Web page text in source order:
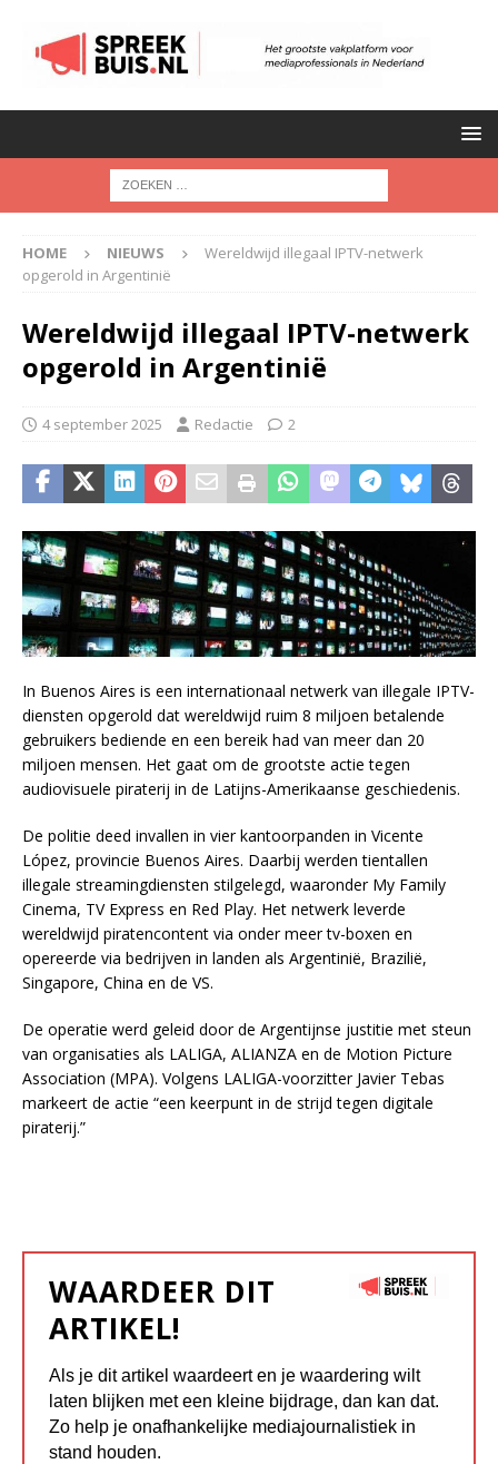
HOME NIEUWS
Wereldwijd illegaal IPTV-netwerk
opgerold in Argentinië
Wereldwijd illegaal IPTV-netwerk
opgerold in Argentinië
4 september 2025 Redactie 2
In Buenos Aires is een internationaal netwerk van illegale IPTV-
diensten opgerold dat wereldwijd ruim 8 miljoen betalende
gebruikers bediende en een bereik had van meer dan 20
miljoen mensen. Het gaat om de grootste actie tegen
audiovisuele piraterij in de Latijns-Amerikaanse geschiedenis.
De politie deed invallen in vier kantoorpanden in Vicente
López, provincie Buenos Aires. Daarbij werden tientallen
illegale streamingdiensten stilgelegd, waaronder My Family
Cinema, TV Express en Red Play. Het netwerk leverde
wereldwijd piratencontent via onder meer tv-boxen en
opereerde via bedrijven in landen als Argentinië, Brazilië,
Singapore, China en de VS.
De operatie werd geleid door de Argentijnse justitie met steun
van organisaties als LALIGA, ALIANZA en de Motion Picture
Association (MPA). Volgens LALIGA-voorzitter Javier Tebas
markeert de actie “een keerpunt in de strijd tegen digitale
piraterij.”
WAARDEER DIT
ARTIKEL!
Als je dit artikel waardeert en je waardering wilt
laten blijken met een kleine bijdrage, dan kan dat.
Zo help je onafhankelijke mediajournalistiek in
stand houden.